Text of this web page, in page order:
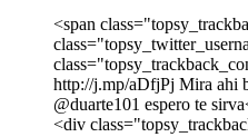
<span
http://j.mp/aDfjPj Mira ahi
@duarte101 espero te
<div